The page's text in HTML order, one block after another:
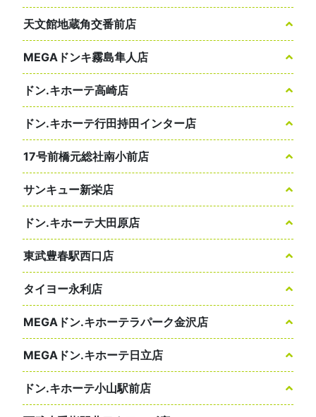
天文館地蔵角交番前店
MEGAドンキ霧島隼人店
ドン.キホーテ高崎店
ドン.キホーテ行田持田インター店
17号前橋元総社南小前店
サンキュー新栄店
ドン.キホーテ大田原店
東武豊春駅西口店
タイヨー永利店
MEGAドン.キホーテラパーク金沢店
MEGAドン.キホーテ日立店
ドン.キホーテ小山駅前店